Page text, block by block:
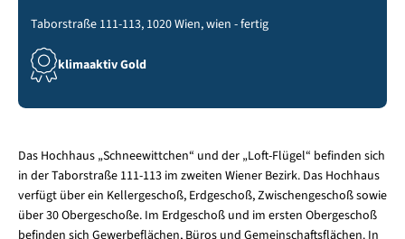
Taborstraße 111-113, 1020 Wien, wien - fertig
klimaaktiv Gold
Das Hochhaus „Schneewittchen“ und der „Loft-Flügel“ befinden sich
in der Taborstraße 111-113 im zweiten Wiener Bezirk. Das Hochhaus
verfügt über ein Kellergeschoß, Erdgeschoß, Zwischengeschoß sowie
über 30 Obergeschoße. Im Erdgeschoß und im ersten Obergeschoß
befinden sich Gewerbeflächen, Büros und Gemeinschaftsflächen. In